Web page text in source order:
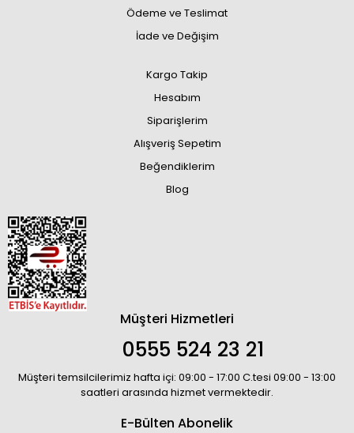
Ödeme ve Teslimat
İade ve Değişim
Kargo Takip
Hesabım
Siparişlerim
Alışveriş Sepetim
Beğendiklerim
Blog
Müşteri Hizmetleri
0555 524 23 21
Müşteri temsilcilerimiz hafta içi: 09:00 - 17:00 C.tesi 09:00 - 13:00
saatleri arasında hizmet vermektedir.
E-Bülten Abonelik